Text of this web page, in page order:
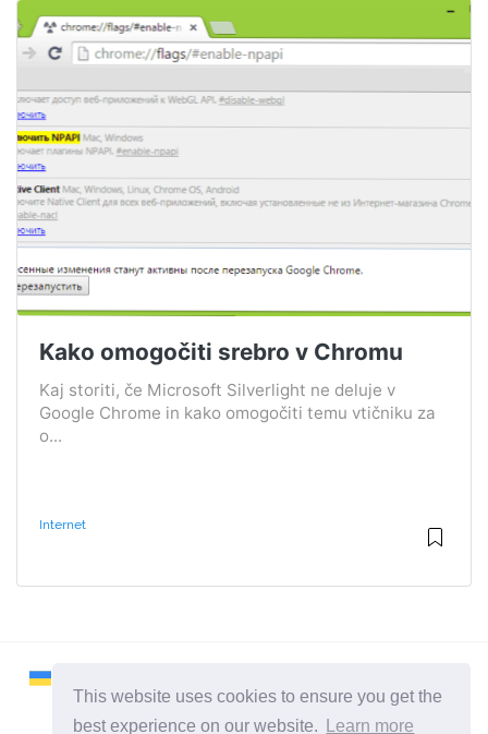
This website uses cookies to ensure you get the
best experience on our website.
Learn more
Kako omogočiti srebro v Chromu
Kaj storiti, če Microsoft Silverlight ne deluje v
Google Chrome in kako omogočiti temu vtičniku za
o...
Internet